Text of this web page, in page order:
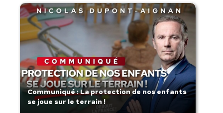
Communiqué : La protection de nos enfants
se joue sur le terrain !